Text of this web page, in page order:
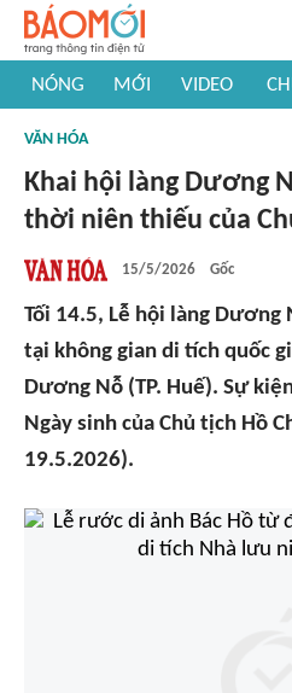
NÓNG MỚI VIDEO
#Khám phá thế giới
VĂN HÓA
Khai hội làng Dương
thời niên thiếu của
15/5/2026 Gốc
Tối 14.5, Lễ hội làng Dương
tại không gian di tích quốc
Dương Nỗ (TP. Huế). Sự
Ngày sinh của Chủ tịch Hồ
19.5.2026).